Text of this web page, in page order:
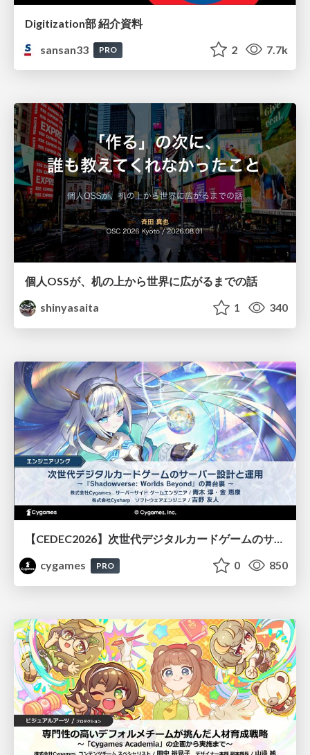
Digitization部 紹介資料
sansan33
PRO 2 7.7k
個人OSSが、机の上から世界に広がるまでの話
shinyasaita
1 340
【CEDEC2026】次世代デジタルカードゲームのサーバー設計と運用 〜『Shadowverse: Worlds Beyond』の舞台裏～
cygames
PRO 0 850